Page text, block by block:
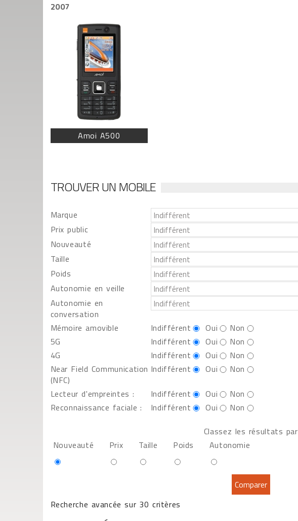
2007
Amoi A500
TROUVER UN MOBILE
Marque
Prix public
Nouveauté
Taille
Poids
Autonomie en veille
Autonomie en
conversation
Mémoire amovible
Indifférent Oui
Non
5G
Indifférent Oui
Non
4G
Indifférent Oui
Non
Near Field Communication
(NFC)
Indifférent Oui Non
Lecteur d'empreintes : Indifférent Oui
Non
Reconnaissance faciale :
Indifférent Oui
Non
Classez les résultats par
Nouveauté
Prix Taille Poids Autonomie
Recherche avancée sur 30 critères